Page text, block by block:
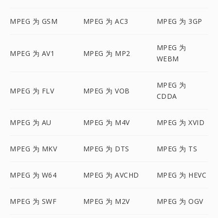
MPEG 为 GSM MPEG 为 AC3 MPEG 为 3GP
MPEG 为 AV1 MPEG 为 MP2
MPEG 为
WEBM
MPEG 为 FLV MPEG 为 VOB
MPEG 为
CDDA
MPEG 为 AU MPEG 为 M4V MPEG 为 XVID
MPEG 为 MKV MPEG 为 DTS MPEG 为 TS
MPEG 为 W64 MPEG 为 AVCHD MPEG 为 HEVC
MPEG 为 SWF MPEG 为 M2V MPEG 为 OGV